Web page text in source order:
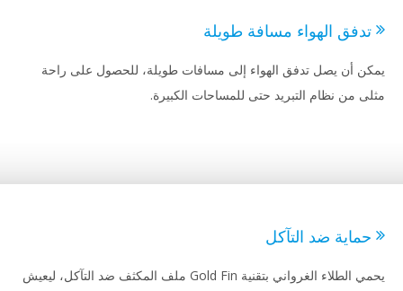
الهواء مسافة طويلة
أن يصل تدفق الهواء إلى مسافات طويلة، للحصول على راحة
من نظام التبريد حتى للمساحات الكبيرة.
ضد التآكل
يحمي الطلاء الغرواني بتقنية Gold Fin ملف المكثف ضد التآكل، ليعيش